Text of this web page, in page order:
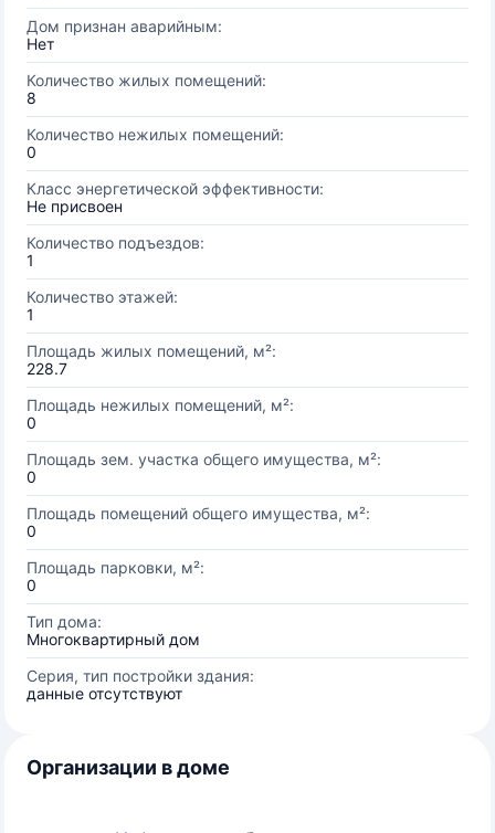
Дом признан аварийным:
Нет
Количество жилых помещений:
8
Количество нежилых помещений:
0
Класс энергетической эффективности:
Не присвоен
Количество подъездов:
1
Количество этажей:
1
Площадь жилых помещений, м²:
228.7
Площадь нежилых помещений, м²:
0
Площадь зем. участка общего имущества, м²:
0
Площадь помещений общего имущества, м²:
0
Площадь парковки, м²:
0
Тип дома:
Многоквартирный дом
Серия, тип постройки здания:
данные отсутствуют
Организации в доме